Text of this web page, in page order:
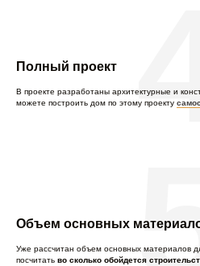
Полный проект
В проекте разработаны архитектурные и
можете построить дом по этому проекту
Объем основных
Уже рассчитан объем основных материалов
посчитать во сколько обойдется